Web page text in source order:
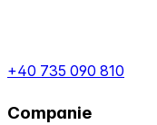
+40 735 090 810
Companie